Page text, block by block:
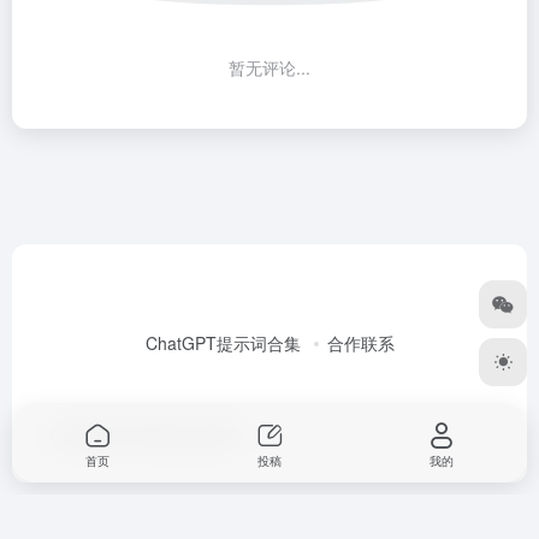
暂无评论...
ChatGPT提示词合集 合作联系
Copyright © 2026
首页 投稿 我的